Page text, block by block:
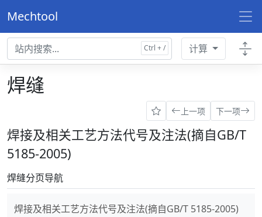
Mechtool
计算
焊缝
上一项 下一项
焊接及相关工艺方法代号及注法(摘自GB/T
5185-2005)
焊缝分页导航
焊接及相关工艺方法代号及注法(摘自GB/T 5185-2005)